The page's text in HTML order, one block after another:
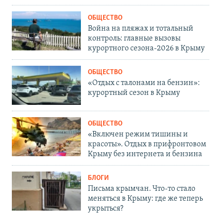
ОБЩЕСТВО
Война на пляжах и тотальный
контроль: главные вызовы
курортного сезона-2026 в Крыму
ОБЩЕСТВО
«Отдых с талонами на бензин»:
курортный сезон в Крыму
ОБЩЕСТВО
«Включен режим тишины и
красоты». Отдых в прифронтовом
Крыму без интернета и бензина
БЛОГИ
Письма крымчан. Что-то стало
меняться в Крыму: где же теперь
укрыться?